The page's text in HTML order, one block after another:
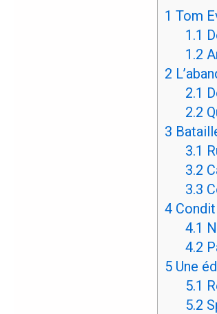
1 Tom
1.1
1.2
2
2.1
2.2
3
3.1
3.2
3.3
4
4.1
4.2
5 Une
5.1
5.2